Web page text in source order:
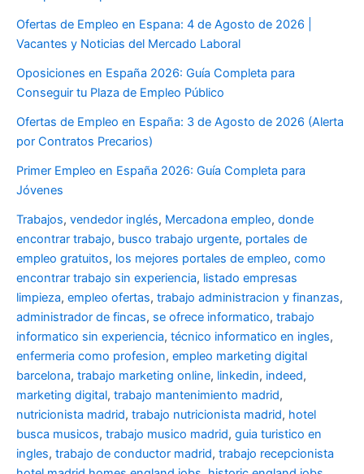
Ofertas de Empleo en Espana: 4 de Agosto de 2026 |
Vacantes y Noticias del Mercado Laboral
Oposiciones en España 2026: Guía Completa para
Conseguir tu Plaza de Empleo Público
Ofertas de Empleo en España: 3 de Agosto de 2026 (Alerta
por Contratos Precarios)
Primer Empleo en España 2026: Guía Completa para
Jóvenes
Trabajos, vendedor inglés, Mercadona empleo, donde
encontrar trabajo, busco trabajo urgente, portales de
empleo gratuitos, los mejores portales de empleo, como
encontrar trabajo sin experiencia, listado empresas
limpieza, empleo ofertas, trabajo administracion y finanzas,
administrador de fincas, se ofrece informatico, trabajo
informatico sin experiencia, técnico informatico en ingles,
enfermeria como profesion, empleo marketing digital
barcelona, trabajo marketing online, linkedin, indeed,
marketing digital, trabajo mantenimiento madrid,
nutricionista madrid, trabajo nutricionista madrid, hotel
busca musicos, trabajo musico madrid, guia turistico en
ingles, trabajo de conductor madrid, trabajo recepcionista